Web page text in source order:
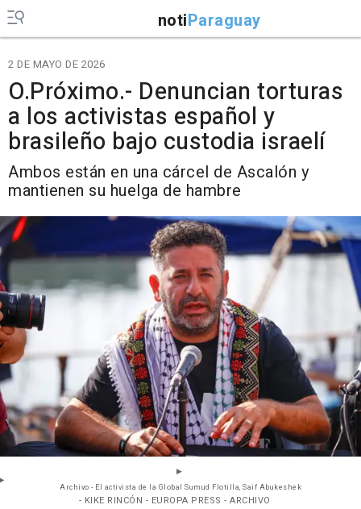
notiParaguay
2 DE MAYO DE 2026
O.Próximo.- Denuncian torturas
a los activistas español y
brasileño bajo custodia israelí
Ambos están en una cárcel de Ascalón y
mantienen su huelga de hambre
Archivo - El activista de la Global Sumud Flotilla, Saif Abukeshek
- KIKE RINCÓN - EUROPA PRESS - ARCHIVO